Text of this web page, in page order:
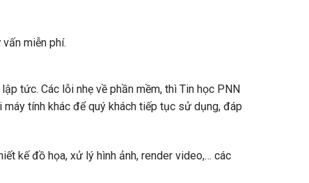
miễn phí.
tức. Các lỗi nhẹ về phần mềm, thì Tin học PNN
tính khác để quý khách tiếp tục sử dụng, đáp
kế đồ họa, xử lý hình ảnh, render video,… các